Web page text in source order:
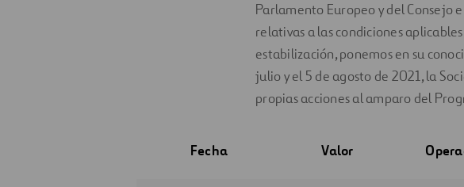
Parlamento Europeo y del Consejo
relativas a las condiciones
estabilización, ponemos en su
julio y el 5 de agosto de 2021, la
propias acciones al amparo del
Fecha Valor